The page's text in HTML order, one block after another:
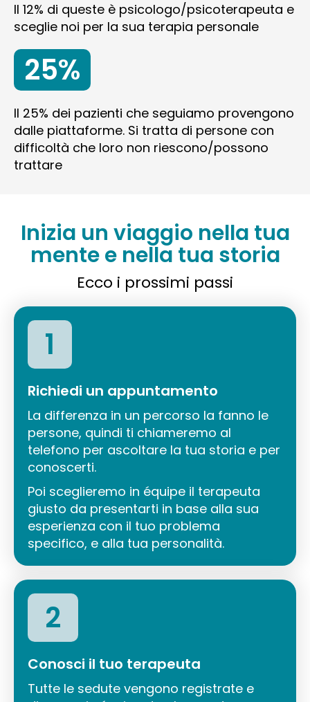
Il 12% di queste è psicologo/psicoterapeuta e
sceglie noi per la sua terapia personale
25%
Il 25% dei pazienti che seguiamo provengono
dalle piattaforme. Si tratta di persone con
difficoltà che loro non riescono/possono
trattare
Inizia un viaggio nella tua
mente e nella tua storia
Ecco i prossimi passi
1
Richiedi un appuntamento
La differenza in un percorso la fanno le
persone, quindi ti chiameremo al
telefono per ascoltare la tua storia e per
conoscerti.
Poi sceglieremo in équipe il terapeuta
giusto da presentarti in base alla sua
esperienza con il tuo problema
specifico, e alla tua personalità.
2
Conosci il tuo terapeuta
Tutte le sedute vengono registrate e